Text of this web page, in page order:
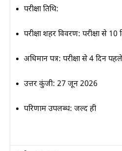
परीक्षा तिथि:
परीक्षा शहर विवरण: परीक्षा से
अधिमान पत्र: परीक्षा से 4 दिन पहले
उत्तर कुंजी: 27 जून 2026
परिणाम उपलब्ध: जल्द ही